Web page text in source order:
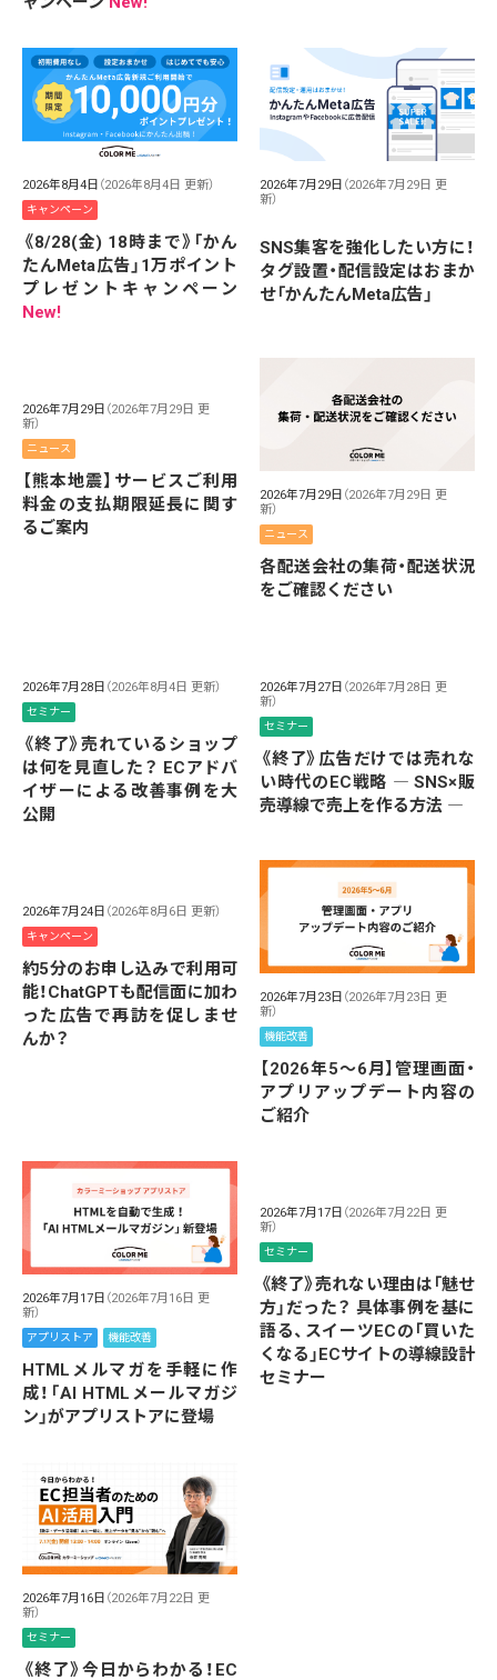
2026年8月4日 （2026年8月4日 更新）
キャンペーン
《8/28(金) 18時まで》「かん
たんMeta広告」1万ポイント
プレゼントキャンペーン
New!
2026年7月29日 （2026年7月29日 更
新）
SNS集客を強化したい方に！
タグ設置・配信設定はおまか
せ「かんたんMeta広告」
2026年7月29日 （2026年7月29日 更
新）
ニュース
【熊本地震】サービスご利用
料金の支払期限延長に関す
るご案内
2026年7月29日 （2026年7月29日 更
新）
ニュース
各配送会社の集荷・配送状況
をご確認ください
2026年7月28日 （2026年8月4日 更新）
セミナー
《終了》売れているショップ
は何を見直した？ ECアドバ
イザーによる改善事例を大
公開
2026年7月27日 （2026年7月28日 更
新）
セミナー
《終了》広告だけでは売れな
い時代のEC戦略 ― SNS×販
売導線で売上を作る方法 ―
2026年7月24日 （2026年8月6日 更新）
キャンペーン
約5分のお申し込みで利用可
能！ChatGPTも配信面に加わ
った広告で再訪を促しませ
んか？
2026年7月23日 （2026年7月23日 更
新）
機能改善
【2026年5～6月】管理画面・
アプリアップデート内容の
ご紹介
2026年7月17日 （2026年7月16日 更
新）
アプリストア 機能改善
HTMLメルマガを手軽に作
成！「AI HTMLメールマガジ
ン」がアプリストアに登場
2026年7月17日 （2026年7月22日 更
新）
セミナー
《終了》売れない理由は「魅せ
方」だった？ 具体事例を基に
語る、スイーツECの「買いた
くなる」ECサイトの導線設計
セミナー
2026年7月16日 （2026年7月22日 更
新）
セミナー
《終了》今日からわかる！EC